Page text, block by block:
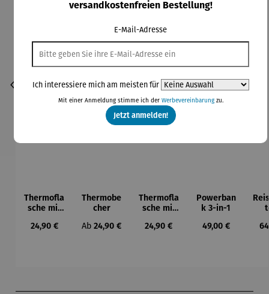
Thermofla
sche mit
rschluss
Regulärer Preis:
24,90 €
Thermobe
cher
Regulärer Preis:
Ab24,90 €
Thermofla
sche mit
rschluss
Regulärer Preis:
24,90 €
Powerban
k 3-in-1
Regulärer Preis:
49,00 €
versandkostenfreien Bestellung!
E-Mail-Adresse
Ich interessiere mich am meisten für
Mit einer Anmeldung stimme ich der Werbevereinbarungzu.
Jetzt anmelden!